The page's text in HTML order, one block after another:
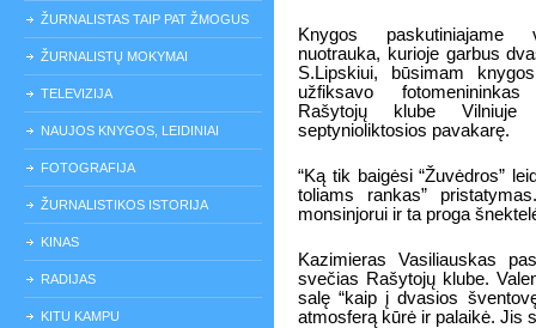
ŽURNALISTAS TAIP PAT ŽMOGUS
ŽURNALISTŲ MOKYMAI
TELEVIZIJA
NAUJOS KNYGOS, LEIDINIAI
FOTOGRAFIJA
ŽURNALISTIKOS ISTORIJA
KINAS
RADIJAS
KITU KAMPU
Knygos paskutiniajame
nuotrauka, kurioje garbus
S.Lipskiui, būsimam
užfiksavo
Rašytojų klube
septynioliktosios pavakarę.
“Ką tik baigėsi “Žuvėdros”
toliams rankas”
monsinjorui ir ta proga
Kazimieras Vasiliauskas
svečias Rašytojų klube.
salę “kaip į dvasios
atmosferą kūrė ir palaikė. Jis